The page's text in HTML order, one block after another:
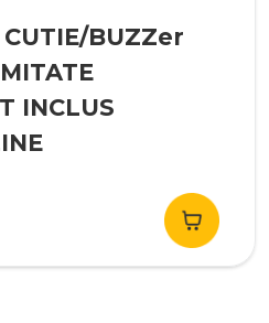
CUTIE/BUZZer
INCLUS